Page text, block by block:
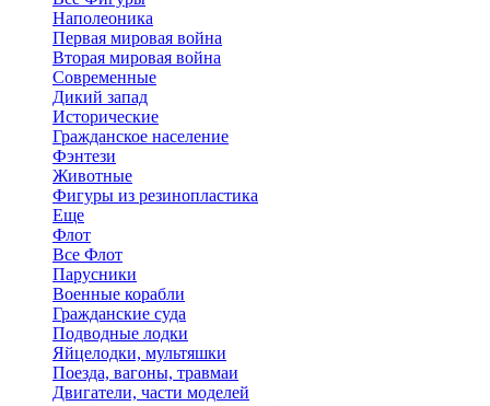
Наполеоника
Первая мировая война
Вторая мировая война
Современные
Дикий запад
Исторические
Гражданское население
Фэнтези
Животные
Фигуры из резинопластика
Еще
Флот
Все Флот
Парусники
Военные корабли
Гражданские суда
Подводные лодки
Яйцелодки, мультяшки
Поезда, вагоны, травмаи
Двигатели, части моделей